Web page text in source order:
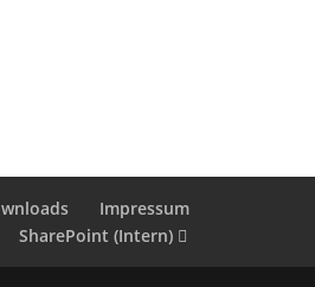
Impressum
SharePoint (Intern)